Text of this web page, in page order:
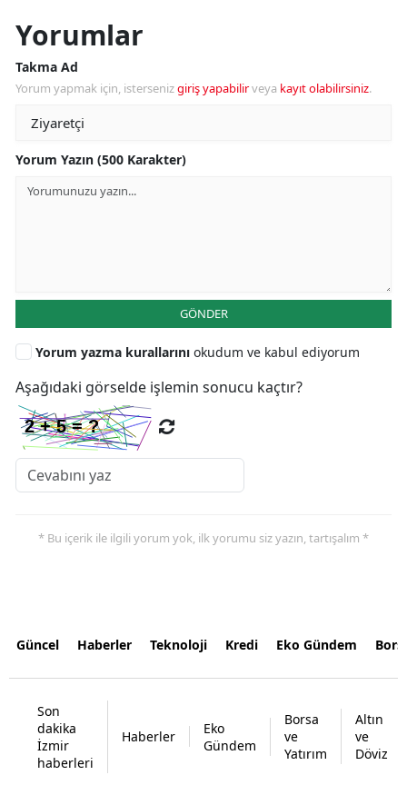
Yorumlar
Takma Ad
Yorum yapmak için, istersenizgiriş yapabilirveya kayıt olabilirsiniz.
Yorum Yazın (500 Karakter)
GÖNDER
Yorum yazma kurallarını okudum ve kabul ediyorum
Aşağıdaki görselde işlemin sonucu kaçtır?
* Bu içerik ile ilgili yorum yok, ilk yorumu siz yazın, tartışalım *
Güncel Haberler Teknoloji Kredi Eko Gündem
Son
dakika
İzmir
haberleri
Haberler
Eko
Gündem
Borsa
ve
Yatırım
Altın
ve
Döviz